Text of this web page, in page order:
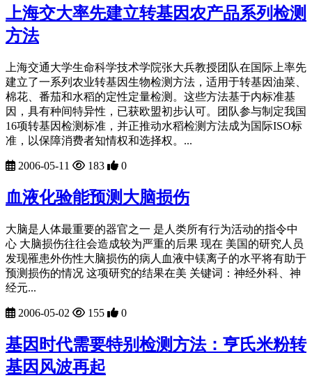
上海交大率先建立转基因农产品系列检测
方法
上海交通大学生命科学技术学院张大兵教授团队在国际上率先
建立了一系列农业转基因生物检测方法，适用于转基因油菜、
棉花、番茄和水稻的定性定量检测。这些方法基于内标准基
因，具有种间特异性，已获欧盟初步认可。团队参与制定我国
16项转基因检测标准，并正推动水稻检测方法成为国际ISO标
准，以保障消费者知情权和选择权。...
2006-05-11 183 0
血液化验能预测大脑损伤
大脑是人体最重要的器官之一 是人类所有行为活动的指令中
心 大脑损伤往往会造成较为严重的后果 现在 美国的研究人员
发现罹患外伤性大脑损伤的病人血液中镁离子的水平将有助于
预测损伤的情况 这项研究的结果在美 关键词：神经外科、神
经元...
2006-05-02 155 0
基因时代需要特别检测方法：亨氏米粉转
基因风波再起